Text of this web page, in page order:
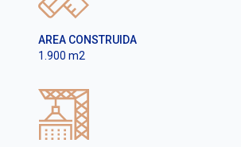
AREA CONSTRUIDA
1.900 m2